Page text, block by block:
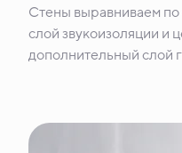
Стены выравниваем
слой звукоизоляции и
дополнительный слой